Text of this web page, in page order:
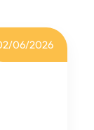
06/2026